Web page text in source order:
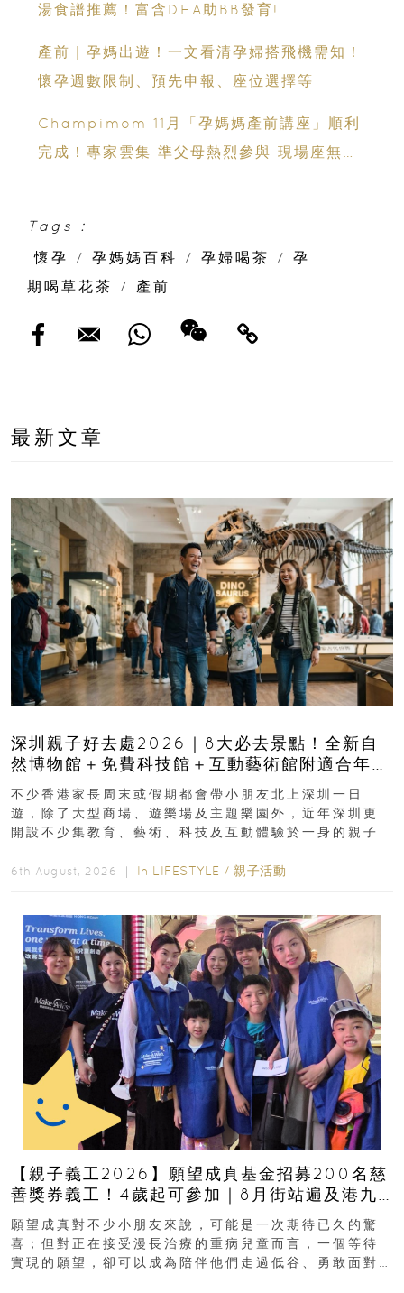
湯食譜推薦！富含DHA助BB發育!
產前｜孕媽出遊！一文看清孕婦搭飛機需知！
懷孕週數限制、預先申報、座位選擇等
Champimom 11月「孕媽媽產前講座」順利
完成！專家雲集 準父母熱烈參與 現場座無虛
Tags :
懷孕
/ 孕媽媽百科 / 孕婦喝茶 /
孕
期喝草花茶
/ 產前
最新文章
深圳親子好去處2026｜8大必去景點！全新自
然博物館＋免費科技館＋互動藝術館附適合年
齡、交通、門票、開放時間
不少香港家長周末或假期都會帶小朋友北上深圳一日
遊，除了大型商場、遊樂場及主題樂園外，近年深圳更
開設不少集教育、藝術、科技及互動體驗於一身的親子
6th August, 2026 ｜ In LIFESTYLE / 親子活動
【親子義工2026】願望成真基金招募200名慈
善獎券義工！4歲起可參加｜8月街站遍及港九
新界
願望成真對不少小朋友來說，可能是一次期待已久的驚
喜；但對正在接受漫長治療的重病兒童而言，一個等待
實現的願望，卻可以成為陪伴他們走過低谷、勇敢面對